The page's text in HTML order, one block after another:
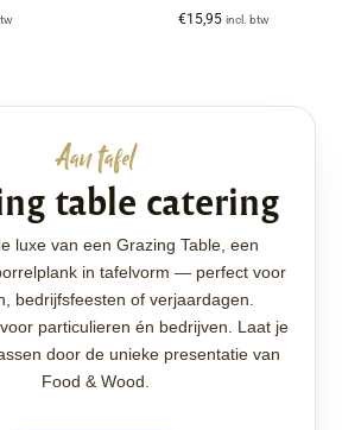
€15,95 incl. btw
Aan tafel
table catering
luxe van een Grazing Table, een
in tafelvorm — perfect voor
bedrijfsfeesten of verjaardagen.
particulieren én bedrijven. Laat je
door de unieke presentatie van
Food & Wood.